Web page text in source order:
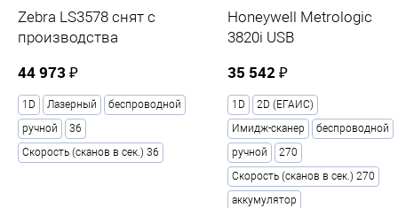
Zebra LS3578 снят с
производства
44 973 ₽
1D Лазерный
беспроводной
ручной
36
Скорость (сканов в сек.) 36
Honeywell Metrologic
3820i USB
35 542 ₽
1D
2D (ЕГАИС)
Имидж-сканер
беспроводной
ручной
270
Скорость (сканов в сек.) 270
аккумулятор